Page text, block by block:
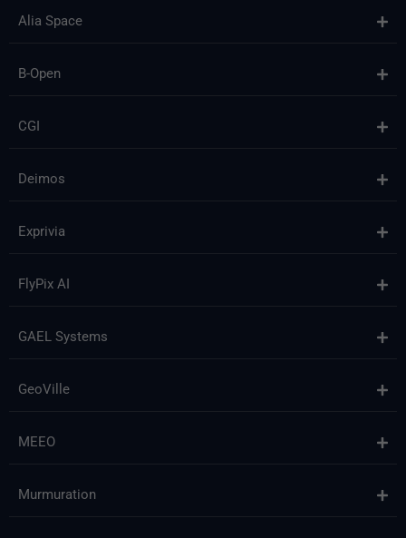
Alia Space
B-Open
CGI
Deimos
Exprivia
FlyPix AI
GAEL Systems
GeoVille
MEEO
Murmuration